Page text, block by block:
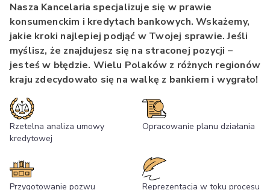
Nasza Kancelaria specjalizuje się w prawie
konsumenckim i kredytach bankowych. Wskażemy,
jakie kroki najlepiej podjąć w Twojej sprawie. Jeśli
myślisz, że znajdujesz się na straconej pozycji –
jesteś w błędzie. Wielu Polaków z różnych regionów
kraju zdecydowało się na walkę z bankiem i wygrało!
Rzetelna analiza umowy
kredytowej
Opracowanie planu działania
Przygotowanie pozwu Reprezentacja w toku procesu